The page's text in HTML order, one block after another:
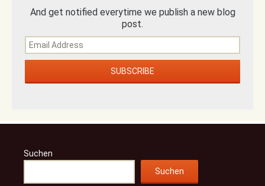
And get notified everytime we publish a new blog
post.
Suchen
Suchen